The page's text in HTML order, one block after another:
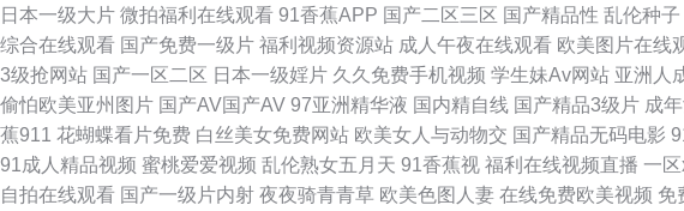
深喉视频 91传媒免费看 91国产尤物 激情性爱100P 青草社区久久 久热只精品在线 黑人人妖
91熟女熟妇视频网站 91福利综合 影音先锋国产AV 深爱激情网婷婷 内射黑丝女神 91豆花姐
美 青草娱乐网 美女影院 国产乱一区 肏屄视频在线观看 91在线视频青 91黄页视频 91TS伪
日本一级大片 微拍福利在线观看 91香蕉APP 国产二区三区 国产精品性 乱伦种子
综合在线观看 国产免费一级片 福利视频资源站 成人午夜在线观看 欧美图片在线
3级抢网站 国产一区二区 日本一级婬片 久久免费手机视频 学生妹Av网站 亚洲人
偷怕欧美亚州图片 国产AV国产AV 97亚洲精华液 国内精自线 国产精品3级片 成
蕉911 花蝴蝶看片免费 白丝美女免费网站 欧美女人与动物交 国产精品无码电影
91成人精品视频 蜜桃爱爱视频 乱伦熟女五月天 91香蕉视 福利在线视频直播 一
自拍在线观看 国产一级片内射 夜夜骑青青草 欧美色图人妻 在线免费欧美视频 免